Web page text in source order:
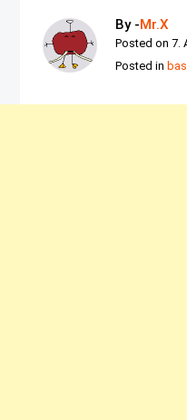
By -Mr.X
Posted on7.
Posted in